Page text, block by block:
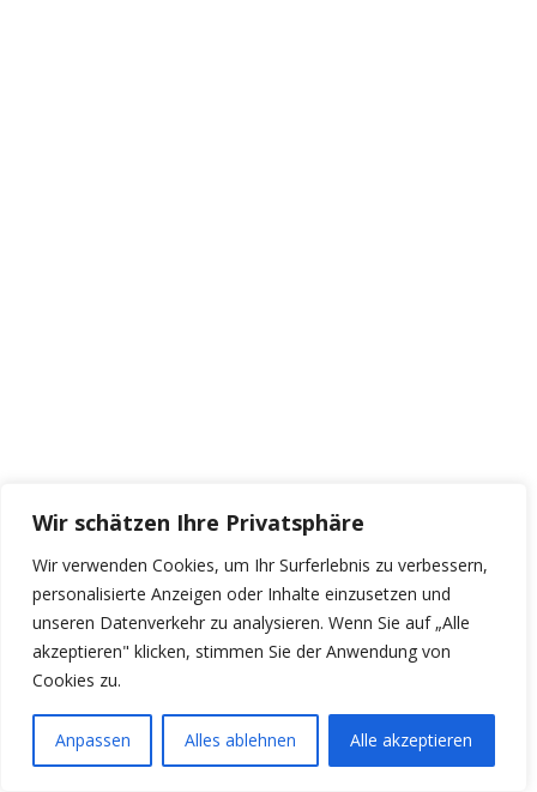
Wir schätzen Ihre Privatsphäre
Wir verwenden Cookies, um Ihr Surferlebnis zu verbessern,
personalisierte Anzeigen oder Inhalte einzusetzen und
unseren Datenverkehr zu analysieren. Wenn Sie auf „Alle
akzeptieren" klicken, stimmen Sie der Anwendung von
Cookies zu.
Anpassen Alles ablehnen Alle akzeptieren